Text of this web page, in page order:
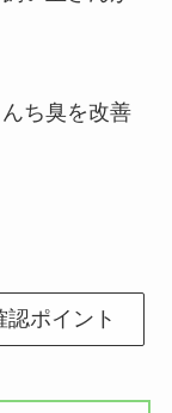
ち臭を改善
ポイント